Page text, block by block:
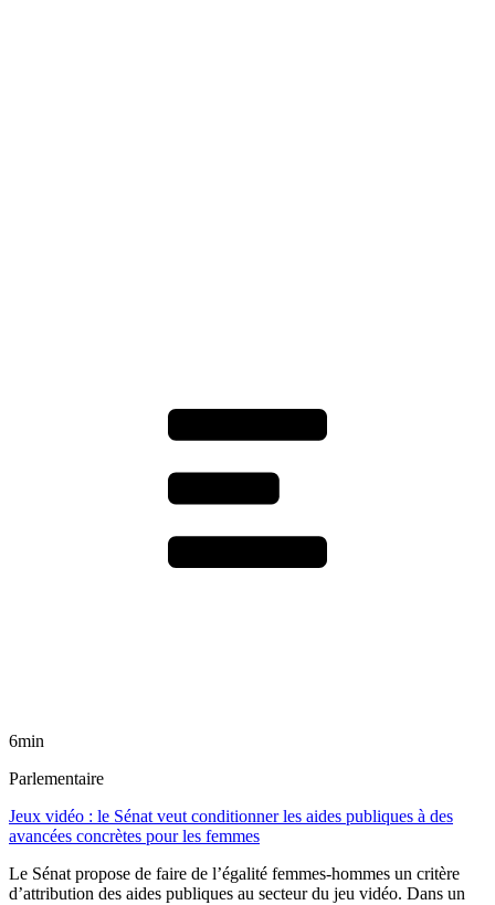
6min
Parlementaire
Jeux vidéo : le Sénat veut conditionner les aides publiques à des
avancées concrètes pour les femmes
Le Sénat propose de faire de l’égalité femmes-hommes un critère
d’attribution des aides publiques au secteur du jeu vidéo. Dans un